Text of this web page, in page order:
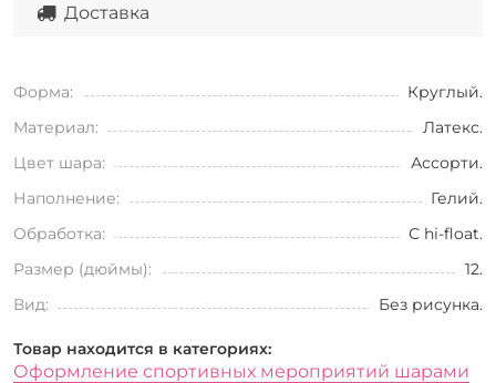
Доставка
Форма:
Круглый.
Материал:
Латекс.
Цвет шара:
Ассорти.
Наполнение:
Гелий.
Обработка:
С hi-float.
Размер (дюймы):
12.
Вид:
Без рисунка.
Товар находится в категориях:
Оформление спортивных мероприятий шарами